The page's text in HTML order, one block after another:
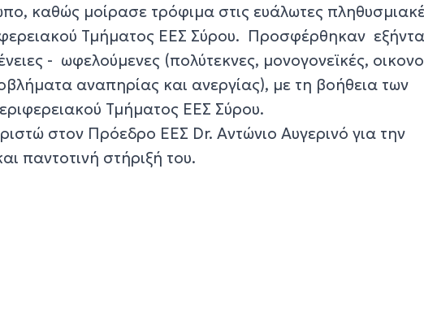
καθώς μοίρασε τρόφιμα στις ευάλωτες
Τμήματος ΕΕΣ Σύρου. Προσφέρθηκαν
- ωφελούμενες (πολύτεκνες, μονογονεϊκές,
αναπηρίας και ανεργίας), με τη βοήθεια των
Τμήματος ΕΕΣ Σύρου.
στον Πρόεδρο ΕΕΣ Dr. Αντώνιο Αυγερινό για την
παντοτινή στήριξή του.